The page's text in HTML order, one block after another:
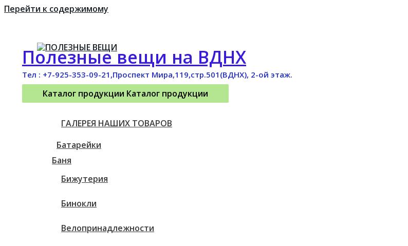
Перейти к содержимому
Полезные вещи на ВДНХ
Тел : +7-925-353-09-21,Проспект Мира,119,стр.501(ВДНХ), 2-ой этаж.
Каталог продукции Каталог продукции
ГАЛЕРЕЯ НАШИХ ТОВАРОВ
Батарейки
Баня
Бижутерия
Бинокли
Велопринадлежности